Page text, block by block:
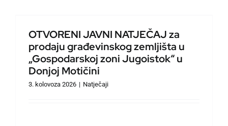
Službeno informiranje
OTVORENI JAVNI NATJEČAJ za
prodaju građevinskog zemljišta u
„Gospodarskoj zoni Jugoistok“ u
Donjoj Motičini
3. kolovoza 2026 | Natječaji